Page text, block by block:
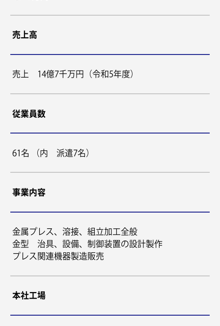
売上高
売上 14億7千万円（令和5年度）
従業員数
61名 （内 派遣7名）
事業内容
金属プレス、溶接、組立加工全般
金型 治具、設備、制御装置の設計製作
プレス関連機器製造販売
本社工場